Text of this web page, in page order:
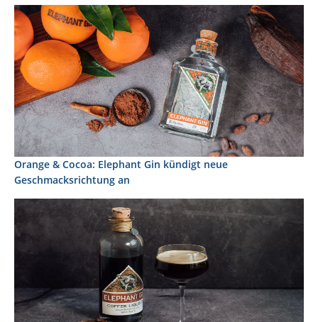
Orange & Cocoa: Elephant Gin kündigt neue
Geschmacksrichtung an